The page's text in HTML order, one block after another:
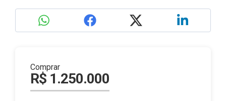
Comprar
R$ 1.250.000